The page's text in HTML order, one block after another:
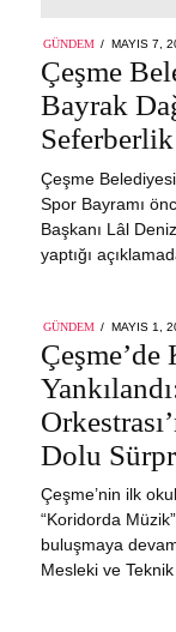
GÜNDEM
POSTED
MAYIS 7,
Çeşme
Bayrak
Seferberlik
Çeşme
Spor Bayramı
Başkanı Lâl
yaptığı
GÜNDEM
POSTED
MAYIS 1,
Dolu
Çeşme’nin ilk
“Koridorda
buluşmaya
Mesleki ve